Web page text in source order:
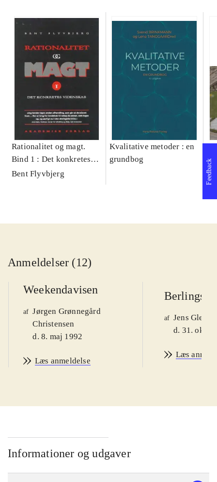
Rationalitet og magt.
Bind 1 : Det konkretes
videnskab
Bent Flyvbjerg
Kvalitative metoder : en
grundbog
Anmeldelser (12)
Weekendavisen
af Jørgen Grønnegård
Christensen
d. 8. maj 1992
Læs anmeldelse
af Jens
d. 31. okt.
Læs
Informationer og udgaver
Feedback